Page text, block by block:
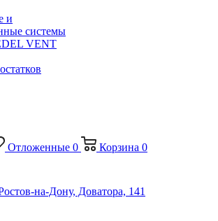
и
системы
VENT
Отложенные 0 Корзина 0
на-Дону, Доватора, 141